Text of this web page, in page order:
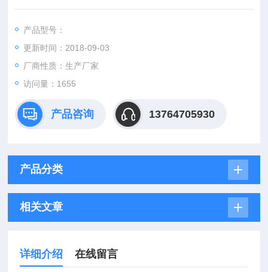
精度等级：标准Ⅲ级（GB11883-89）
外壳材质：高强度铝合金防锈、抗静电、重量轻
产品型号：
更新时间：2018-09-03
厂商性质：生产厂家
访问量：1655
产品咨询 13764705930
产品分类
相关文章
详细介绍 在线留言